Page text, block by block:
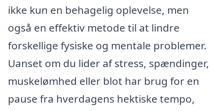
ikke kun en behagelig oplevelse, men
også en effektiv metode til at lindre
forskellige fysiske og mentale problemer.
Uanset om du lider af stress, spændinger,
muskelømhed eller blot har brug for en
pause fra hverdagens hektiske tempo,